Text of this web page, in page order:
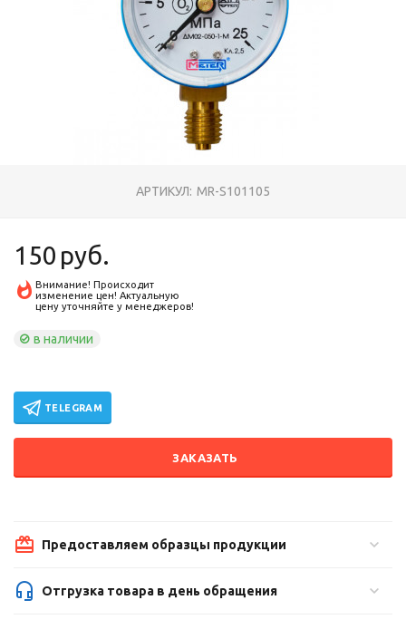
АРТИКУЛ: MR-S101105
150 руб.
Внимание! Происходит
изменение цен! Актуальную
цену уточняйте у менеджеров!
в наличии
TELEGRAM
ЗАКАЗАТЬ
Предоставляем образцы продукции
Отгрузка товара в день обращения